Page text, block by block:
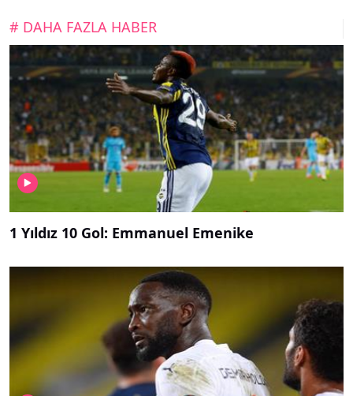
# DAHA FAZLA HABER
1 Yıldız 10 Gol: Emmanuel Emenike